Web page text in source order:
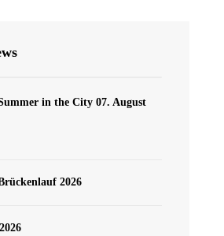
in the City 07. August
2026